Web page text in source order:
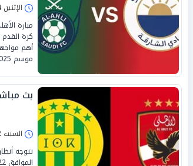
الإثنين 24/نوفمبر/2025 - 04:26 م
مبارة
أهم
موسم 2025-2026.
بث
السبت 22/نوفمبر/2025 - 05:36 م
تتوجه